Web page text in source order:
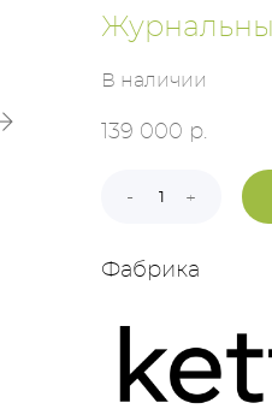
В наличии
139 000 р.
Фабрика